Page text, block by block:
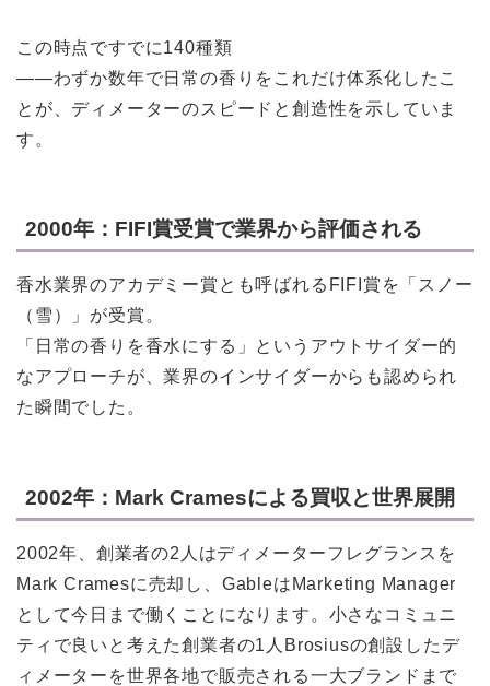
この時点ですでに140種類
——わずか数年で日常の香りをこれだけ体系化したこ
とが、ディメーターのスピードと創造性を示していま
す。
2000年：FIFI賞受賞で業界から評価される
香水業界のアカデミー賞とも呼ばれるFIFI賞を「スノー
（雪）」が受賞。
「日常の香りを香水にする」というアウトサイダー的
なアプローチが、業界のインサイダーからも認められ
た瞬間でした。
2002年：Mark Cramesによる買収と世界展開
2002年、創業者の2人はディメーターフレグランスを
Mark Cramesに売却し、GableはMarketing Manager
として今日まで働くことになります。小さなコミュニ
ティで良いと考えた創業者の1人Brosiusの創設したデ
ィメーターを世界各地で販売される一大ブランドまで